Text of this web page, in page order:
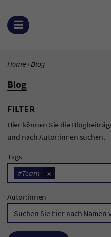
Zum Inhalt springen
OPEN MENU
YOU ARE HERE:
Home Current Page:
Blog
Blog
FILTER
Hier können Sie die
und nach Autor:innen suchen.
Tags
#Team
x
Autor:innen